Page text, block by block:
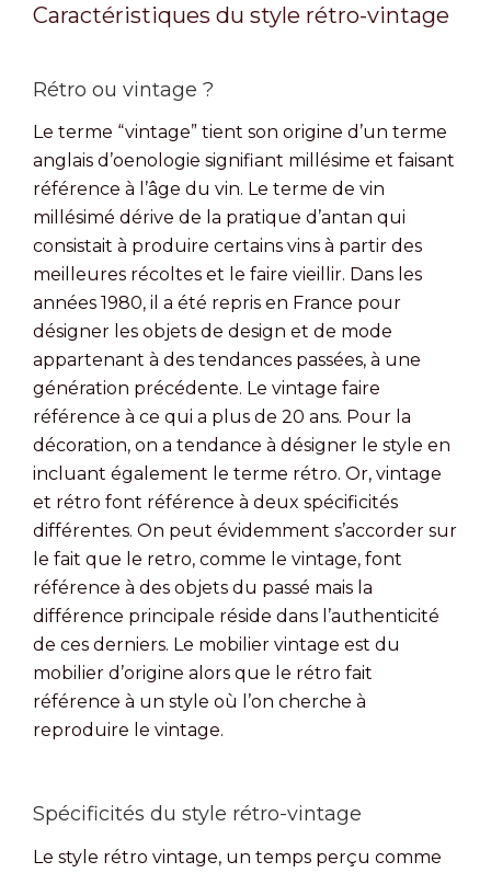
Caractéristiques du style rétro-vintage
Rétro ou vintage ?
Le terme “vintage” tient son origine d’un terme
anglais d’oenologie signifiant millésime et faisant
référence à l’âge du vin. Le terme de vin
millésimé dérive de la pratique d’antan qui
consistait à produire certains vins à partir des
meilleures récoltes et le faire vieillir. Dans les
années 1980, il a été repris en France pour
désigner les objets de design et de mode
appartenant à des tendances passées, à une
génération précédente. Le vintage faire
référence à ce qui a plus de 20 ans. Pour la
décoration, on a tendance à désigner le style en
incluant également le terme rétro. Or, vintage
et rétro font référence à deux spécificités
différentes. On peut évidemment s’accorder sur
le fait que le retro, comme le vintage, font
référence à des objets du passé mais la
différence principale réside dans l’authenticité
de ces derniers. Le mobilier vintage est du
mobilier d’origine alors que le rétro fait
référence à un style où l’on cherche à
reproduire le vintage.
Spécificités du style rétro-vintage
Le style rétro vintage, un temps perçu comme